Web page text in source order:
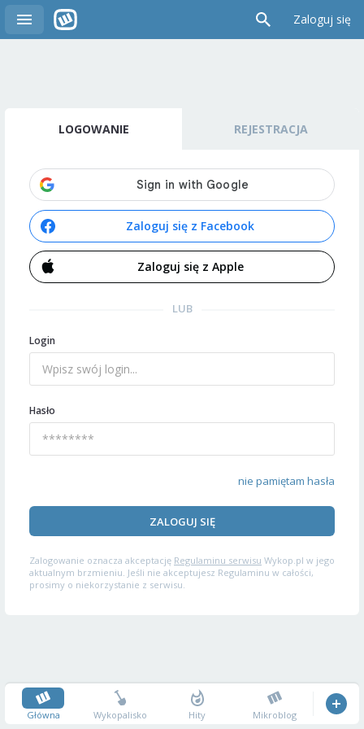
Zaloguj się
LOGOWANIE REJESTRACJA
Zaloguj się z Facebook
Zaloguj się z Apple
LUB
Login
Hasło
nie pamiętam hasła
ZALOGUJ SIĘ
Zalogowanie oznacza akceptację Regulaminu serwisu Wykop.pl w jego
aktualnym brzmieniu. Jeśli nie akceptujesz Regulaminu w całości,
prosimy o niekorzystanie z serwisu.
Główna Wykopalisko Hity Mikroblog